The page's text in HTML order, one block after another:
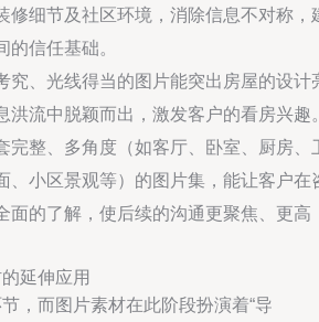
修细节及社区环境，消除信息不对称，
的信任基础。
究、光线得当的图片能突出房屋的设计
洪流中脱颖而出，激发客户的看房兴趣
完整、多角度（如客厅、卧室、厨房、
、小区景观等）的图片集，能让客户在
面的了解，使后续的沟通更聚焦、更高
延伸应用
，而图片素材在此阶段扮演着“导